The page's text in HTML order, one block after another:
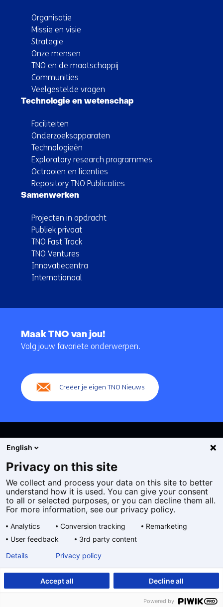
Organisatie
Missie en visie
Strategie
Onze mensen
TNO en de maatschappij
Communities
Veelgestelde vragen
Technologie en wetenschap
Faciliteiten
Onderzoeksapparaten
Technologieën
Exploratory research programmes
Octrooien en licenties
Repository TNO Publicaties
Samenwerken
Projecten in opdracht
Publiek privaat
TNO Fast Track
TNO Ventures
Innovatiecentra
Internationaal
navigatie
Maak TNO van jou!
Volg jouw favoriete onderwerpen.
Creëer je eigen TNO Nieuws
Cookies
Privacy statement
Toegankelijkheid
Algemene voorwaarden
taal:
English
Privacy on this site
We collect and process your data on this site to better
understand how it is used. You can give your consent
to all or selected purposes, or you can decline them all.
For more information, see our privacy policy.
Analytics Conversion tracking
Remarketing
User feedback
3rd party content
Accept all Decline all
Details Privacy policy
Powered by